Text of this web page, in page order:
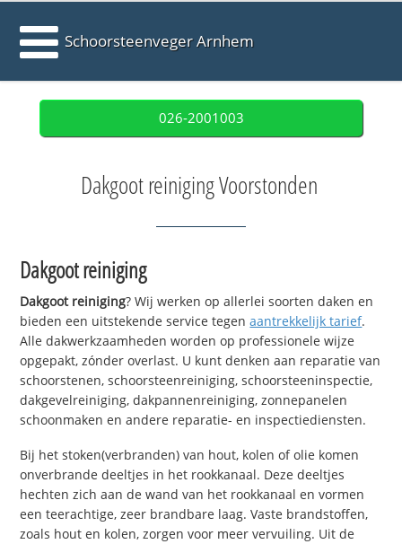
Schoorsteenveger Arnhem
026-2001003
Dakgoot reiniging Voorstonden
Dakgoot reiniging
Dakgoot reiniging? Wij werken op allerlei soorten daken en
bieden een uitstekende service tegenaantrekkelijk tarief.
Alle dakwerkzaamheden worden op professionele wijze
opgepakt, zónder overlast. U kunt denken aan reparatie van
schoorstenen, schoorsteenreiniging, schoorsteeninspectie,
dakgevelreiniging, dakpannenreiniging, zonnepanelen
schoonmaken en andere reparatie- en inspectiediensten.
Bij het stoken(verbranden) van hout, kolen of olie komen
onverbrande deeltjes in het rookkanaal. Deze deeltjes
hechten zich aan de wand van het rookkanaal en vormen
een teerachtige, zeer brandbare laag. Vaste brandstoffen,
zoals hout en kolen, zorgen voor meer vervuiling. Uit de